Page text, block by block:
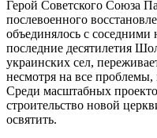
Герой Советского Союза
послевоенного
объединялось с
последние десятилетия
украинских сел,
несмотря на все проблемы,
Среди масштабных
строительство новой
освятить.